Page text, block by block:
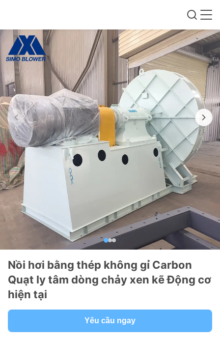
Nồi hơi bằng thép không gỉ Carbon
Quạt ly tâm dòng chảy xen kẽ Động cơ
hiện tại
Yêu cầu ngay